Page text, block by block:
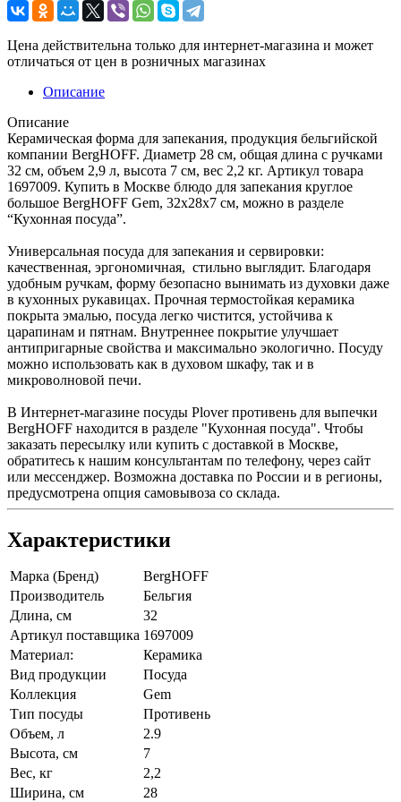
Цена действительна только для интернет-магазина и может
отличаться от цен в розничных магазинах
Описание
Описание
Керамическая форма для запекания, продукция бельгийской
компании BergHOFF. Диаметр 28 см, общая длина с ручками
32 см, объем 2,9 л, высота 7 см, вес 2,2 кг. Артикул товара
1697009. Купить в Москве блюдо для запекания круглое
большое BergHOFF Gem, 32x28x7 см, можно в разделе
“Кухонная посуда”.
Универсальная посуда для запекания и сервировки:
качественная, эргономичная, стильно выглядит. Благодаря
удобным ручкам, форму безопасно вынимать из духовки даже
в кухонных рукавицах. Прочная термостойкая керамика
покрыта эмалью, посуда легко чистится, устойчива к
царапинам и пятнам. Внутреннее покрытие улучшает
антипригарные свойства и максимально экологично. Посуду
можно использовать как в духовом шкафу, так и в
микроволновой печи.
В Интернет-магазине посуды Plover противень для выпечки
BergHOFF находится в разделе "Кухонная посуда". Чтобы
заказать пересылку или купить с доставкой в Москве,
обратитесь к нашим консультантам по телефону, через сайт
или мессенджер. Возможна доставка по России и в регионы,
предусмотрена опция самовывоза со склада.
Характеристики
Марка (Бренд)
BergHOFF
Производитель
Бельгия
Длина, см
32
Артикул поставщика 1697009
Материал:
Керамика
Вид продукции
Посуда
Коллекция
Gem
Тип посуды
Противень
Объем, л
2.9
Высота, см
7
Вес, кг
2,2
Ширина, см
28